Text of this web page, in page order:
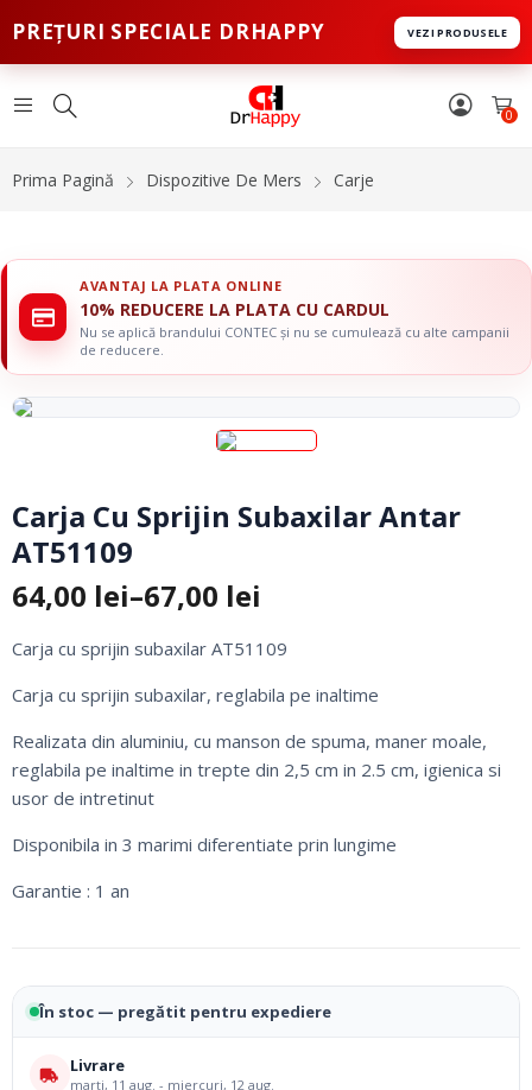
PREȚURI SPECIALE DRHAPPY VEZI PRODUSELE
0
Prima Pagină Dispozitive De Mers Carje
AVANTAJ LA PLATA ONLINE
10% REDUCERE LA PLATA CU CARDUL
Nu se aplică brandului CONTEC și nu se cumulează cu alte campanii
de reducere.
Carja Cu Sprijin Subaxilar Antar
AT51109
64,00 lei–67,00 lei
Interval
de
prețuri:
64,00 lei
la
67,00 lei
Carja cu sprijin subaxilar AT51109
Carja cu sprijin subaxilar, reglabila pe inaltime
Realizata din aluminiu, cu manson de spuma, maner moale,
reglabila pe inaltime in trepte din 2,5 cm in 2.5 cm, igienica si
usor de intretinut
Disponibila in 3 marimi diferentiate prin lungime
Garantie : 1 an
În stoc — pregătit pentru expediere
Livrare
marți, 11 aug. - miercuri, 12 aug.